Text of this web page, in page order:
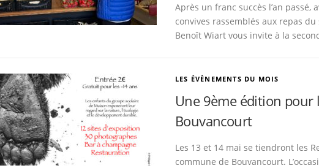
Après un franc succès l’an passé,
convives rassemblés aux repas
Benoît Wiart vous invite à la
LES ÉVÈNEMENTS DU MOIS
Une 9ème édition pour
Bouvancourt
Les 13 et 14 mai se tiendront les
commune de Bouvancourt.